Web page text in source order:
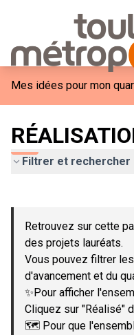
Mes idées pour mon
Filtrer et rechercher
−
Retrouvez sur cette
des projets lauréats.
Vous pouvez filtrer
d'avancement et du
✨Pour afficher
Cliquez sur "Réalisé"
🗺️ Pour que